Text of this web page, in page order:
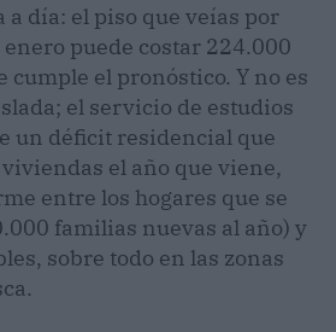
a día: el piso que veías por
puede costar 224.000
cumple el pronóstico. Y no es
el servicio de estudios
un déficit residencial que
el año que viene,
entre los hogares que se
familias nuevas al año) y
sobre todo en las zonas